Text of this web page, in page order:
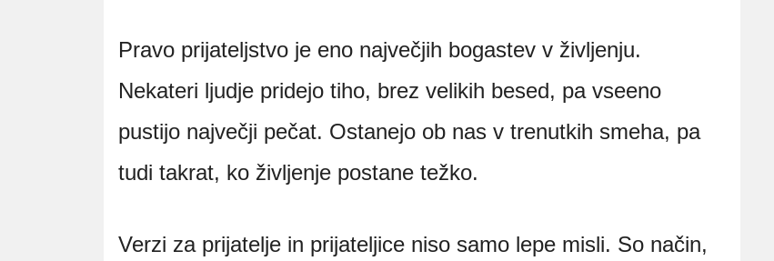
Pravo prijateljstvo je eno največjih bogastev v življenju.
Nekateri ljudje pridejo tiho, brez velikih besed, pa vseeno
pustijo največji pečat. Ostanejo ob nas v trenutkih smeha, pa
tudi takrat, ko življenje postane težko.
Verzi za prijatelje in prijateljice niso samo lepe misli. So način,